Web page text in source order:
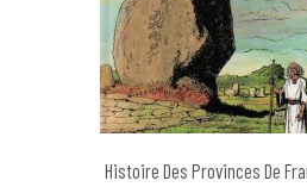
Histoire Des Provinces De